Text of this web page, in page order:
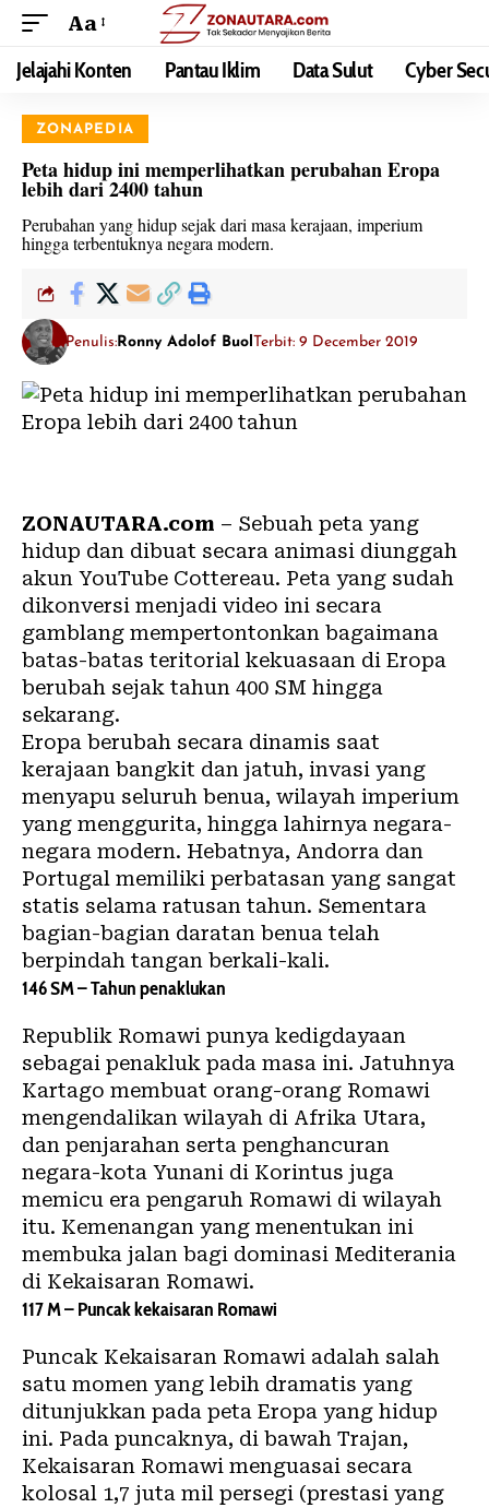
Aa
Jelajahi Konten Pantau Iklim Data Sulut Cyber
ZONAPEDIA
Peta hidup ini memperlihatkan perubahan Eropa
lebih dari 2400 tahun
Perubahan yang hidup sejak dari masa kerajaan, imperium
hingga terbentuknya negara modern.
Penulis: Ronny Adolof BuolTerbit: 9 December 2019
ZONAUTARA.com – Sebuah peta yang
hidup dan dibuat secara animasi diunggah
akun YouTube Cottereau. Peta yang sudah
dikonversi menjadi video ini secara
gamblang mempertontonkan bagaimana
batas-batas teritorial kekuasaan di Eropa
berubah sejak tahun 400 SM hingga
sekarang.
Eropa berubah secara dinamis saat
kerajaan bangkit dan jatuh, invasi yang
menyapu seluruh benua, wilayah imperium
yang menggurita, hingga lahirnya negara-
negara modern. Hebatnya, Andorra dan
Portugal memiliki perbatasan yang sangat
statis selama ratusan tahun. Sementara
bagian-bagian daratan benua telah
berpindah tangan berkali-kali.
146 SM – Tahun penaklukan
Republik Romawi punya kedigdayaan
sebagai penakluk pada masa ini. Jatuhnya
Kartago membuat orang-orang Romawi
mengendalikan wilayah di Afrika Utara,
dan penjarahan serta penghancuran
negara-kota Yunani di Korintus juga
memicu era pengaruh Romawi di wilayah
itu. Kemenangan yang menentukan ini
membuka jalan bagi dominasi Mediterania
di Kekaisaran Romawi.
117 M – Puncak kekaisaran Romawi
Puncak Kekaisaran Romawi adalah salah
satu momen yang lebih dramatis yang
ditunjukkan pada peta Eropa yang hidup
ini. Pada puncaknya, di bawah Trajan,
Kekaisaran Romawi menguasai secara
kolosal 1,7 juta mil persegi (prestasi yang